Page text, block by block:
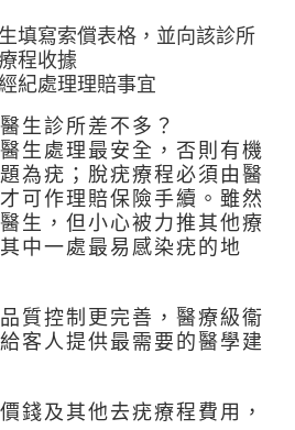
填寫索償表格，並向該診所
程收據
紀處理理賠事宜
生診所差不多？
生處理最安全，否則有機
為疣；脫疣療程必須由醫
可作理賠保險手續。雖然
生，但小心被力推其他療
中一處最易感染疣的地
質控制更完善，醫療級衞
客人提供最需要的醫學建
錢及其他去疣療程費用，